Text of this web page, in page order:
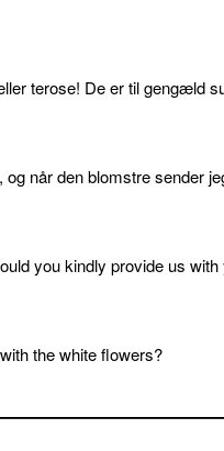
terose! De er til gengæld
når den blomstre sender
you kindly provide us with
the white flowers?